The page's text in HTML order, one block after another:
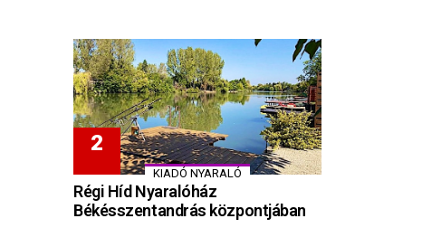
KIADÓ NYARALÓ
Régi Híd Nyaralóház
Békésszentandrás központjában